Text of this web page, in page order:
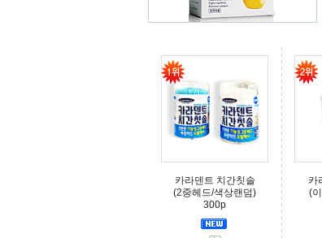
타민D, 초록입홍합,
상어연골, 콜라겐)
카라덴트 치간칫솔
(2중헤드/색상랜덤)
300p
카
(